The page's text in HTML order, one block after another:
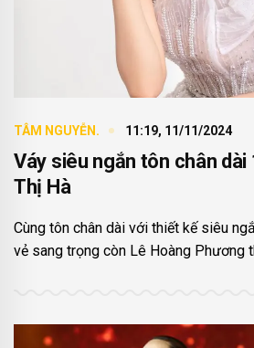
TÂM NGUYỄN. 11:19, 11/11/2024
Váy siêu ngắn tôn chân
Thị Hà
Cùng tôn chân dài với thiết kế siêu
vẻ sang trọng còn Lê Hoàng Phương